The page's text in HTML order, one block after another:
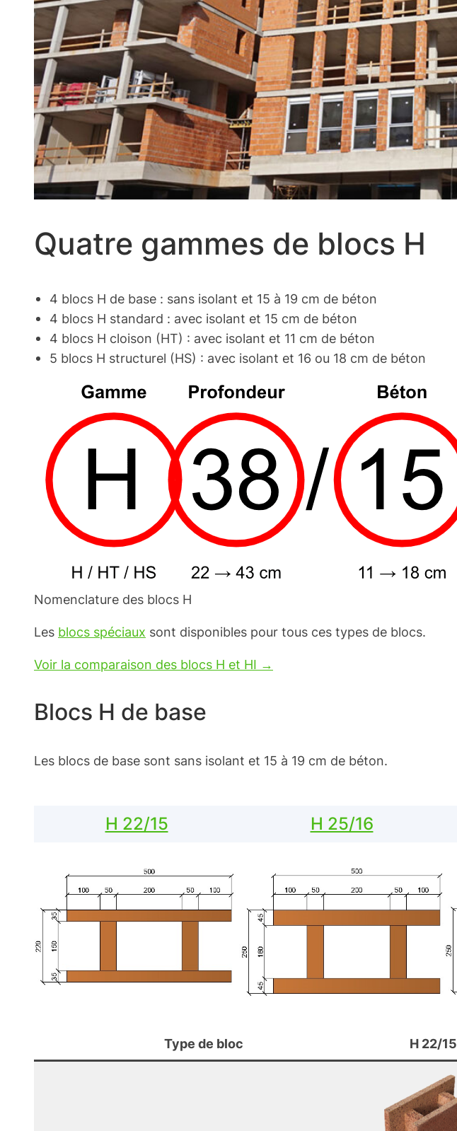
Quatre gammes de blocs H
4 blocs H de base : sans isolant et 15 à 19 cm de béton
4 blocs H standard : avec isolant et 15 cm de béton
4 blocs H cloison (HT) : avec isolant et 11 cm de béton
5 blocs H structurel (HS) : avec isolant et 16 ou 18 cm de béton
Nomenclature des blocs H
Les blocs spéciaux sont disponibles pour tous ces types de blocs.
Voir la comparaison des blocs H et HI →
Blocs H de base
Les blocs de base sont sans isolant et 15 à 19 cm de béton.
H 22/15 H 25/16
Type de bloc H 22/15